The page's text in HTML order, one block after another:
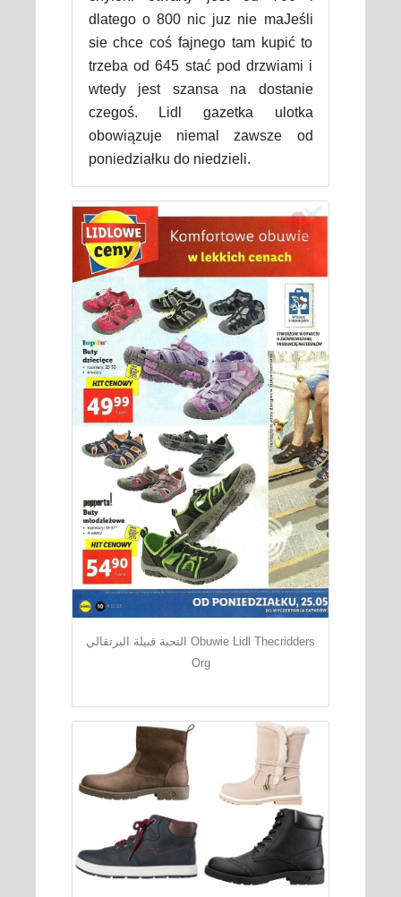
dlatego o 800 nic juz nie maJeśli
sie chce coś fajnego tam kupić to
trzeba od 645 stać pod drzwiami i
wtedy jest szansa na dostanie
czegoś. Lidl gazetka ulotka
obowiązuje niemal zawsze od
poniedziałku do niedzieli.
التحية قبيلة البرتقالي Obuwie Lidl Thecridders
Org